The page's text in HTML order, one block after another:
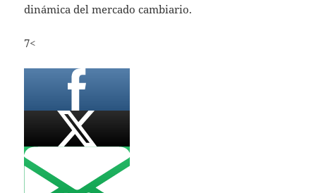
dinámica del mercado cambiario.
7<